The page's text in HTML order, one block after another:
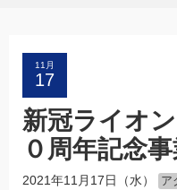
11月
17
新冠ライオ
０周年記念
2021年11月17日（水） ア